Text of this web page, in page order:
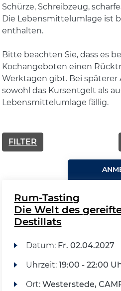
Schürze, Schreibzeug,
Die Lebensmittelumlage ist
enthalten.
Bitte beachten Sie, dass es
Kochangeboten einen
Werktagen gibt. Bei
sowohl das Kursentgelt als
Lebensmittelumlage fällig.
FILTER
Rum-Tasting
Die Welt des
Destillats
Datum: Fr. 02.04.2027
Uhrzeit: 19:00 - 22:00
Ort: Westerstede,